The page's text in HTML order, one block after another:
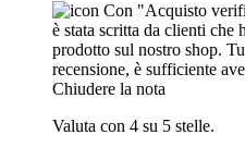
Con "Acquisto
è stata scritta da clienti che
prodotto sul nostro shop.
recensione, è sufficiente
Chiudere la nota
Valuta con 4 su 5 stelle.